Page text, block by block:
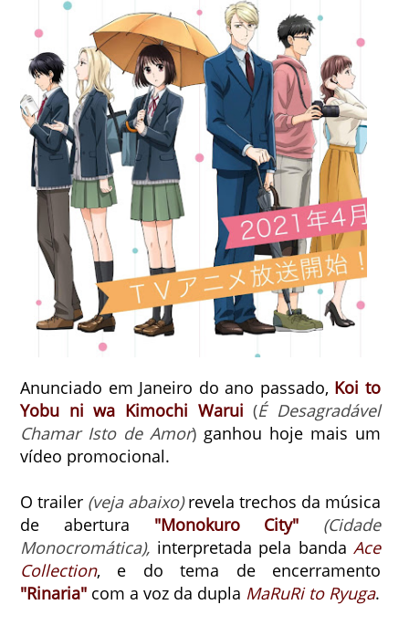
Anunciado em Janeiro do ano passado, Koi to
Yobu ni wa Kimochi Warui (É Desagradável
Chamar Isto de Amor) ganhou hoje mais um
vídeo promocional.
O trailer (veja abaixo)revela trechos da música
de abertura "Monokuro City"
(Cidade
Monocromática), interpretada pela bandaAce
Collection, e do tema de encerramento
"Rinaria" com a voz da dupla MaRuRi to Ryuga.